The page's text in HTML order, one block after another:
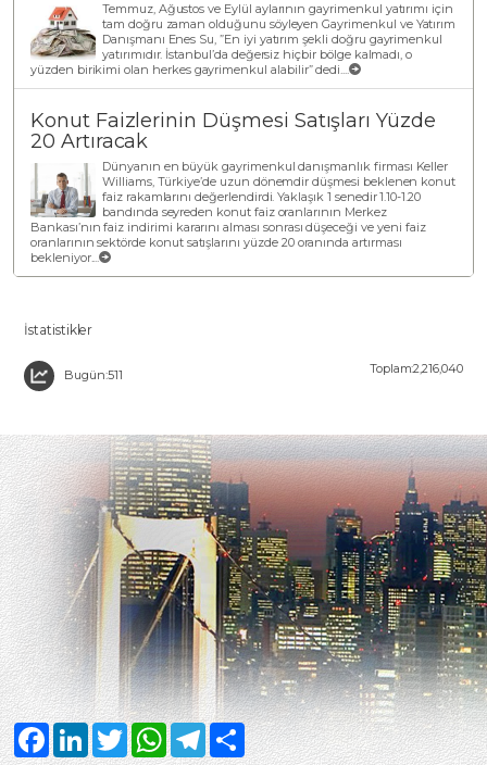
Temmuz, Ağustos ve Eylül aylarının gayrimenkul yatırımı için
tam doğru zaman olduğunu söyleyen Gayrimenkul ve Yatırım
Danışmanı Enes Su, ”En iyi yatırım şekli doğru gayrimenkul
yatırımıdır. İstanbul’da değersiz hiçbir bölge kalmadı, o
yüzden birikimi olan herkes gayrimenkul alabilir” dedi....
Konut Faizlerinin Düşmesi Satışları Yüzde
20 Artıracak
Dünyanın en büyük gayrimenkul danışmanlık firması Keller
Williams, Türkiye’de uzun dönemdir düşmesi beklenen konut
faiz rakamlarını değerlendirdi. Yaklaşık 1 senedir 1.10-1.20
bandında seyreden konut faiz oranlarının Merkez
Bankası’nın faiz indirimi kararını alması sonrası düşeceği ve yeni faiz
oranlarının sektörde konut satışlarını yüzde 20 oranında artırması
bekleniyor....
İstatistikler
Bugün:511 Toplam:2,216,040
FacebookLinkedInTwitterWhatsAppTelegramShare